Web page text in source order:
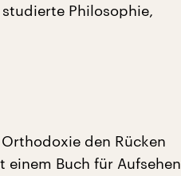
Philosophie,
den Rücken
einem Buch für Aufsehen